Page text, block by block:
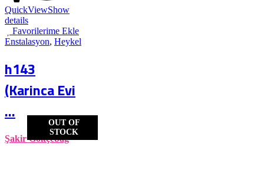
OUT OF
STOCK
QuickViewShow
details
Favorilerime Ekle
Enstalasyon, Heykel
h143
(Karinca Evi
...
Şakir Gökçebağ